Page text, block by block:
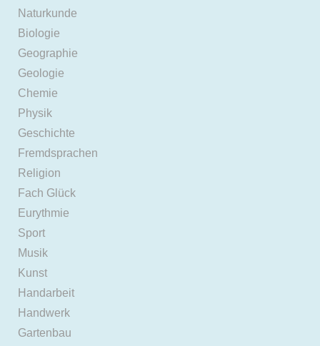
Naturkunde
Biologie
Geographie
Geologie
Chemie
Physik
Geschichte
Fremdsprachen
Religion
Fach Glück
Eurythmie
Sport
Musik
Kunst
Handarbeit
Handwerk
Gartenbau